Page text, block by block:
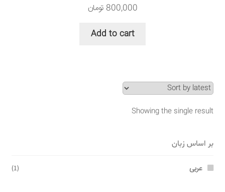
800,000 تومان
Add to cart
Showing the single result
بر اساس زبان
عربی (1)